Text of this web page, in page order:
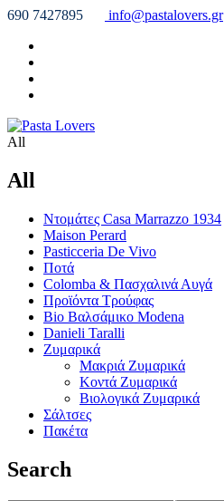
690 7427895 info@pastalovers.gr
All
All
Ντομάτες Casa Marrazzo 1934
Maison Perard
Pasticceria De Vivo
Ποτά
Colomba & Πασχαλινά Αυγά
Προϊόντα Τρούφας
Bio Βαλσάμικο Modena
Danieli Taralli
Ζυμαρικά
Μακριά Ζυμαρικά
Κοντά Ζυμαρικά
Βιολογικά Ζυμαρικά
Σάλτσες
Πακέτα
Search